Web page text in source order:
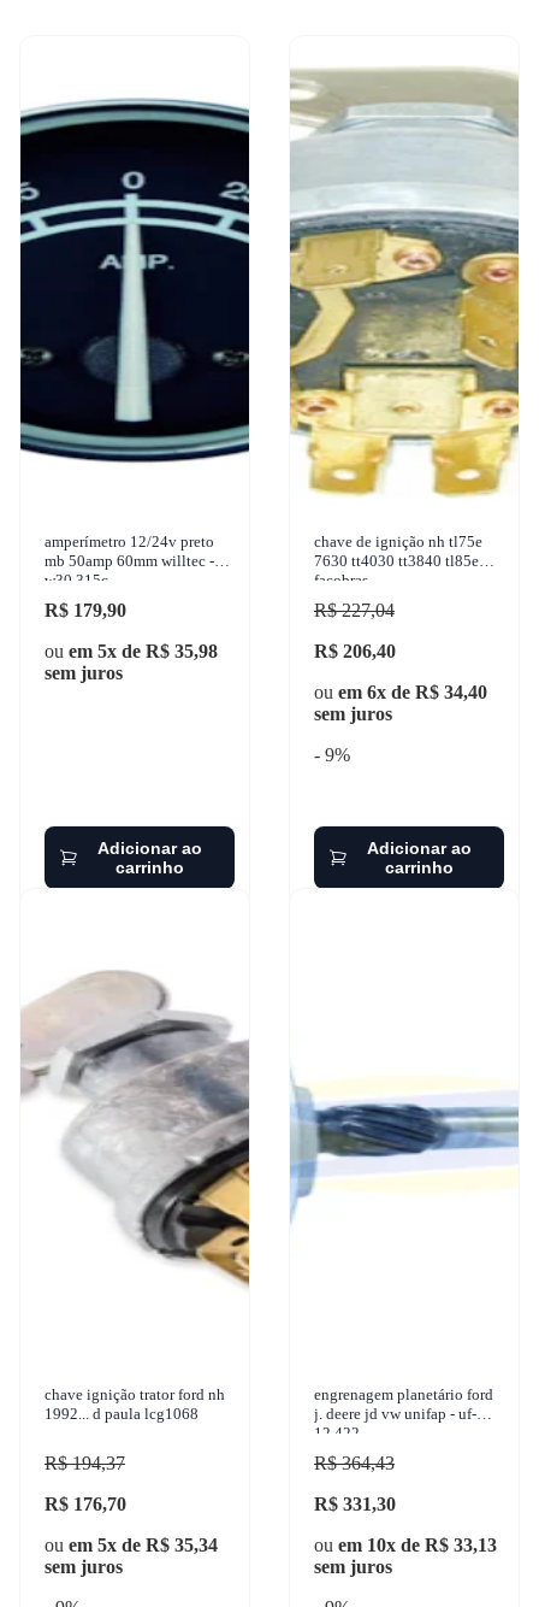
amperímetro 12/24v preto
mb 50amp 60mm willtec -
w30.315c
R$ 179,90
ou em 5x de R$ 35,98
sem juros
Adicionar ao
carrinho
chave de ignição nh tl75e
7630 tt4030 tt3840 tl85e
facobras
R$ 227,04
R$ 206,40
ou em 6x de R$ 34,40
sem juros
- 9%
Adicionar ao
carrinho
chave ignição trator ford nh
1992... d paula lcg1068
R$ 194,37
R$ 176,70
ou em 5x de R$ 35,34
sem juros
engrenagem planetário ford
j. deere jd vw unifap - uf-
12.422
R$ 364,43
R$ 331,30
ou em 10x de R$ 33,13
sem juros